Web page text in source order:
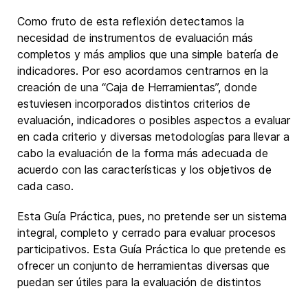
Como fruto de esta reflexión detectamos la
necesidad de instrumentos de evaluación más
completos y más amplios que una simple batería de
indicadores. Por eso acordamos centrarnos en la
creación de una “Caja de Herramientas”, donde
estuviesen incorporados distintos criterios de
evaluación, indicadores o posibles aspectos a evaluar
en cada criterio y diversas metodologías para llevar a
cabo la evaluación de la forma más adecuada de
acuerdo con las características y los objetivos de
cada caso.
Esta Guía Práctica, pues, no pretende ser un sistema
integral, completo y cerrado para evaluar procesos
participativos. Esta Guía Práctica lo que pretende es
ofrecer un conjunto de herramientas diversas que
puedan ser útiles para la evaluación de distintos